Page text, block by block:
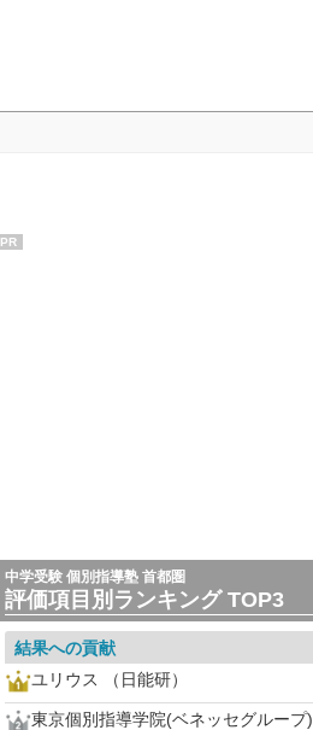
PR
中学受験 個別指導塾 首都圏
評価項目別ランキング TOP3
結果への貢献
ユリウス （日能研）
東京個別指導学院(ベネッセグループ)